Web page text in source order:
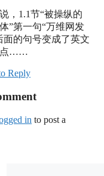
，1.1节“被操纵的
”第一句“万维网发
面的句号变成了英文
点……
Reply
in to post a